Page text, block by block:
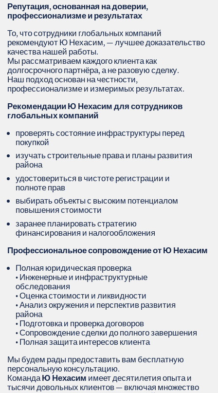
Репутация, основанная на доверии,
профессионализме и результатах
То, что сотрудники глобальных компаний
рекомендуют Ю Нехасим, — лучшее доказательство
качества нашей работы.
Мы рассматриваем каждого клиента как
долгосрочного партнёра, а не разовую сделку.
Наш подход основан на честности,
профессионализме и измеримых результатах.
Рекомендации Ю Нехасим для сотрудников
глобальных компаний
проверять состояние инфраструктуры перед
покупкой
изучать строительные права и планы развития
района
удостовериться в чистоте регистрации и
полноте прав
выбирать объекты с высоким потенциалом
повышения стоимости
заранее планировать стратегию
финансирования и налогообложения
Профессиональное сопровождение от Ю Нехасим
Полная юридическая проверка
• Инженерные и инфраструктурные
обследования
• Оценка стоимости и ликвидности
• Анализ окружения и перспектив развития
района
• Подготовка и проверка договоров
• Сопровождение сделки до полного завершения
• Полная защита интересов клиента
Мы будем рады предоставить вам бесплатную
персональную консультацию.
КомандаЮ Нехасим имеет десятилетия опыта и
тысячи довольных клиентов — включая множество